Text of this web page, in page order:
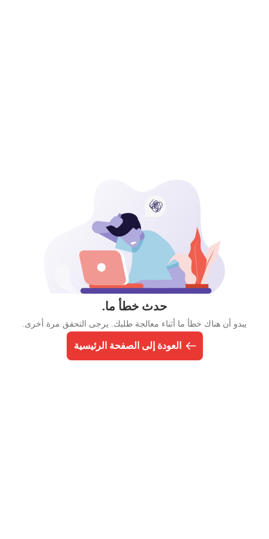
حدث خطأ ما.
يبدو أن هناك خطأ ما أثناء معالجة طلبك. يرجى التحقق مرة أخرى.
العودة إلى الصفحة الرئيسية